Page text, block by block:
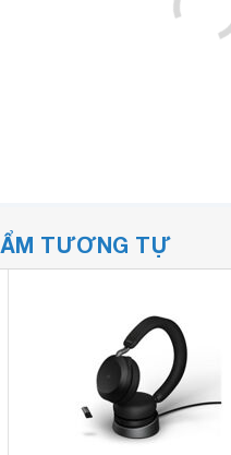
TƯƠNG TỰ